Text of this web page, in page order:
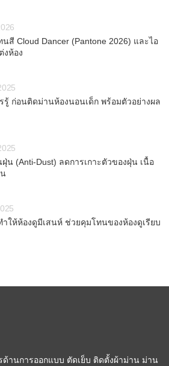
สี Cloud Dancer (Pantone 2026) และไอ
งห้อง
รู้ ก่อนติดม่านห้องนอนเด็ก พร้อมตัวอย่างผล
น (Anti-Dust) ลดการเกาะตัวของฝุ่น เนื้อ
ให้ห้องดูมีเสนห์ ช่วยคุมโทนของห้องดูเรียบ
ด้านการออกแบบ ตัดเย็บ ติดตั้งผ้าม่าน ม่าน